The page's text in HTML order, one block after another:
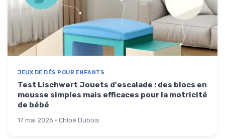
JEUX DE DÉS POUR ENFANTS
Test Lischwert Jouets d'escalade : des blocs en
mousse simples mais efficaces pour la motricité
de bébé
17 mai 2026 · Chloé Dubois